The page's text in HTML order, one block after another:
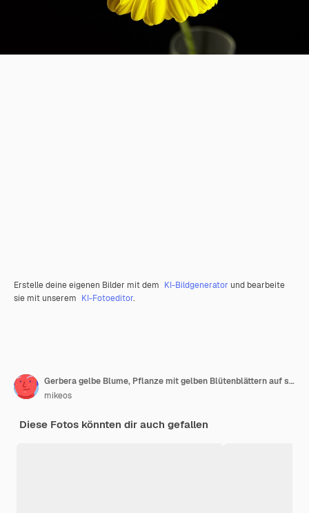
Erstelle deine eigenen Bilder mit dem KI-Bildgenerator und bearbeite
sie mit unserem KI-Fotoeditor.
Gerbera gelbe Blume, Pflanze mit gelben Blütenblättern auf schwarzer Wand
mikeos
Diese Fotos könnten dir auch gefallen